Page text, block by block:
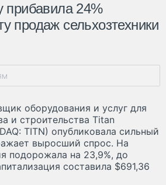
прибавила 24%
продаж сельхозтехники
оборудования и услуг для
и строительства Titan
TITN) опубликовала сильный
выросший спрос. На
подорожала на 23,9%, до
составила $691,36